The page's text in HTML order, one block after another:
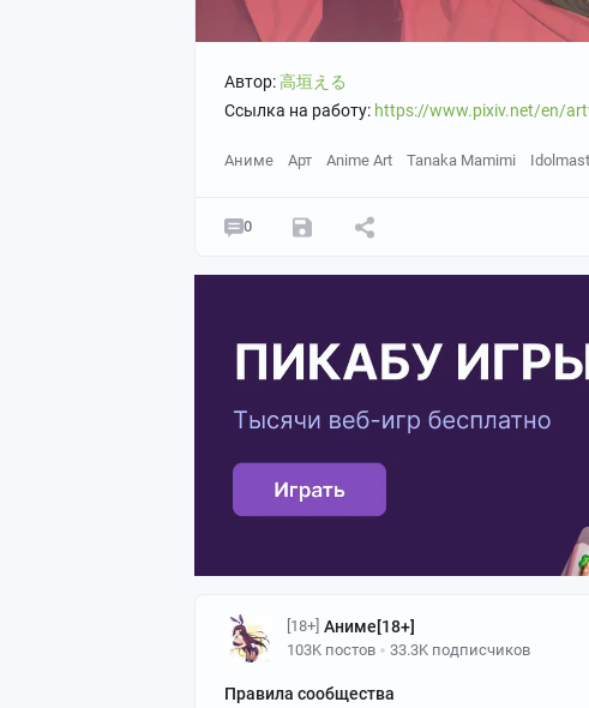
Автор:高垣える
Ссылка на работу: https://www.pixiv.net/en/
Аниме Арт Anime Art Tanaka Mamimi
0
[18+] Аниме[18+]
103K постов 33.3K подписчиков
Правила сообщества